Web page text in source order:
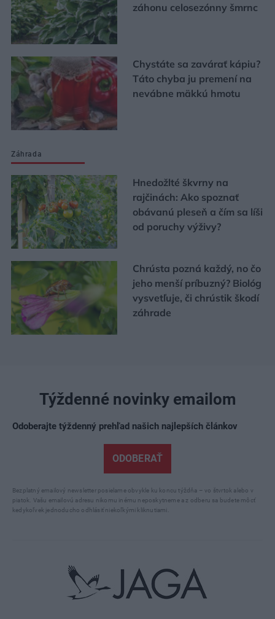
záhonu celosezónny šmrnc
Chystáte sa zavárať kápiu?
Táto chyba ju premení na
nevábne mäkkú hmotu
Záhrada
Hnedožlté škvrny na
rajčinách: Ako spoznať
obávanú pleseň a čím sa líši
od poruchy výživy?
Chrústa pozná každý, no čo
jeho menší príbuzný? Biológ
vysvetľuje, či chrústik škodí
záhrade
Týždenné novinky emailom
Odoberajte týždenný prehľad našich najlepších článkov
ODOBERAŤ
Bezplatný emailový newsletter posielame obvykle ku koncu týždňa – vo štvrtok alebo v
piatok. Vašu emailovú adresu nikomu inému neposkytneme a z odberu sa budete môcť
kedykoľvek jednoducho odhlásiť niekoľkými kliknutiami.